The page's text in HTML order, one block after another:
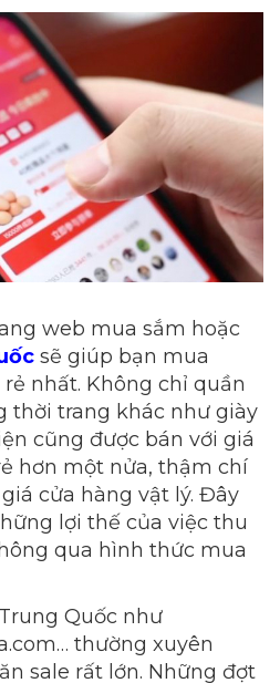
web mua sắm hoặc
sẽ giúp bạn mua
nhất. Không chỉ quần
thời trang khác như giày
cũng được bán với giá
hơn một nửa, thậm chí
giá cửa hàng vật lý. Đây
lợi thế của việc thu
qua hình thức mua
Quốc như
thường xuyên
sale rất lớn. Những đợt